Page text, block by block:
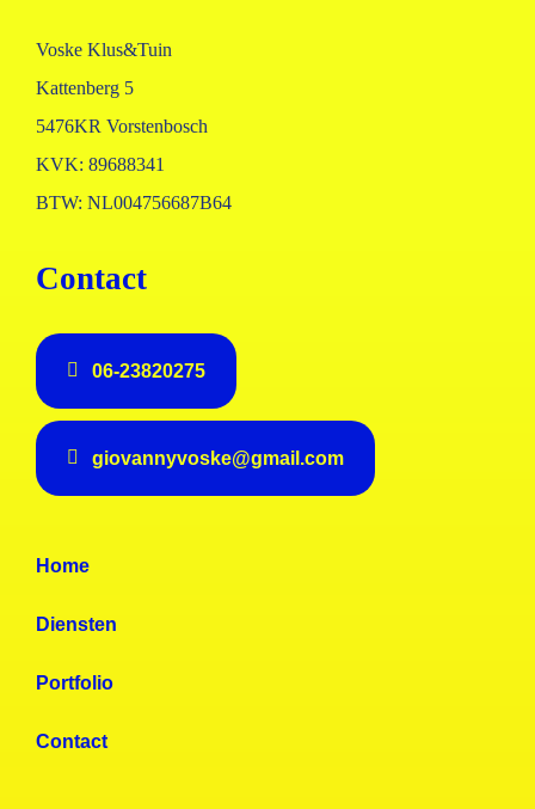
Voske Klus&Tuin
Kattenberg 5
5476KR Vorstenbosch
KVK: 89688341
BTW: NL004756687B64
Contact
06-23820275
giovannyvoske@gmail.com
Home
Diensten
Portfolio
Contact